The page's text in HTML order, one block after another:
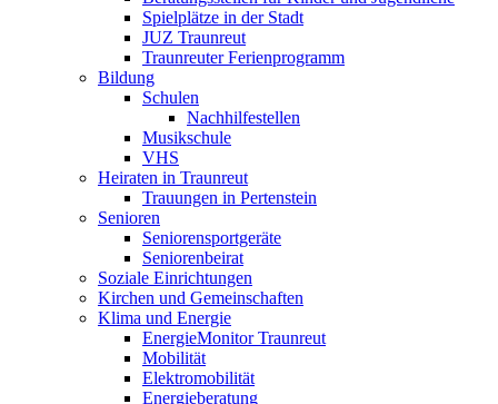
Spielplätze in der Stadt
JUZ Traunreut
Traunreuter Ferienprogramm
Bildung
Schulen
Nachhilfestellen
Musikschule
VHS
Heiraten in Traunreut
Trauungen in Pertenstein
Senioren
Seniorensportgeräte
Seniorenbeirat
Soziale Einrichtungen
Kirchen und Gemeinschaften
Klima und Energie
EnergieMonitor Traunreut
Mobilität
Elektromobilität
Energieberatung